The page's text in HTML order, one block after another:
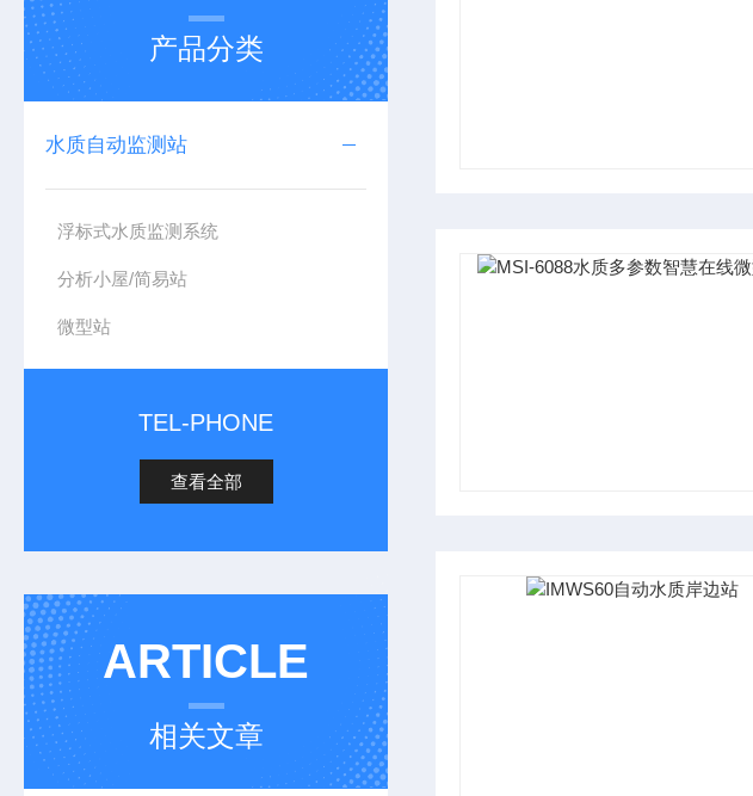
产品分类
水质自动监测站
浮标式水质监测系统
分析小屋/简易站
微型站
TEL-PHONE
查看全部
ARTICLE
相关文章